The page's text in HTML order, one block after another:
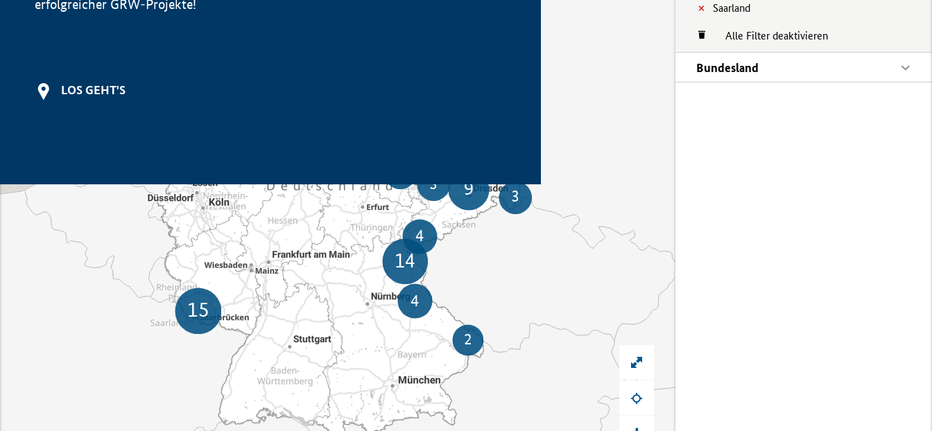
Saarland
Alle Filter deaktivieren
Bundesland
erfolgreicher GRW-Projekte!
LOS GEHT'S